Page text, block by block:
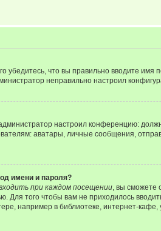
убедитесь, что вы правильно вводите
неправильно настроил
настроил конференцию:
аватары, личные сообщения,
имени и пароля?
при каждом посещении , вы сможете
Для того чтобы вам не приходилось
например в библиотеке, интернет-кафе,